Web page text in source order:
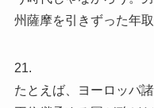
州薩摩を引きずった年
21.
たとえば、ヨーロッパ